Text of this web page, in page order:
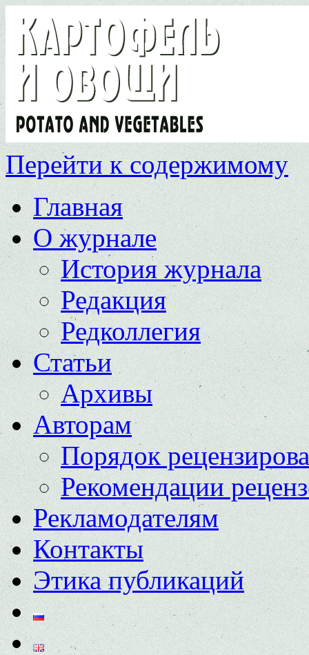
Перейти к содержимому
Главная
О журнале
История журнала
Редакция
Редколлегия
Статьи
Архивы
Авторам
Порядок
Рекомендации
Рекламодателям
Контакты
Этика публикаций